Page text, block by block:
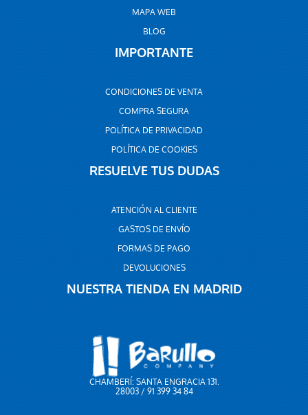
MAPA WEB
BLOG
IMPORTANTE
CONDICIONES DE VENTA
COMPRA SEGURA
POLÍTICA DE PRIVACIDAD
POLÍTICA DE COOKIES
RESUELVE TUS DUDAS
ATENCIÓN AL CLIENTE
GASTOS DE ENVÍO
FORMAS DE PAGO
DEVOLUCIONES
NUESTRA TIENDA EN MADRID
CHAMBERÍ: SANTA ENGRACIA 131.
28003 / 91 399 34 84